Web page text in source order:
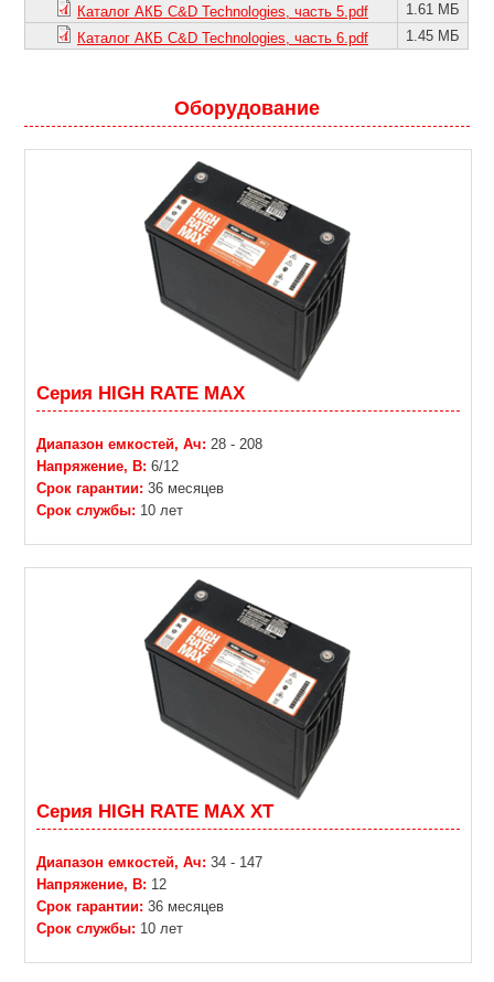
Каталог АКБ C&D Technologies, часть 5.pdf
1.61 МБ
Каталог АКБ C&D Technologies, часть 6.pdf
1.45 МБ
Оборудование
Серия HIGH RATE MAX
Диапазон емкостей, Ач: 28 - 208
Напряжение, В: 6/12
Срок гарантии: 36 месяцев
Срок службы: 10 лет
Серия HIGH RATE MAX XT
Диапазон емкостей, Ач: 34 - 147
Напряжение, В: 12
Срок гарантии: 36 месяцев
Срок службы: 10 лет